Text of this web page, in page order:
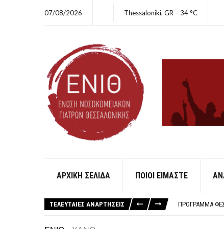
07/08/2026 Thessaloniki, GR –34 C
ΑΡΧΙΚΗ ΣΕΛΙΔΑ ΠΟΙΟΙ ΕΙΜΑΣΤΕ
ΤΕΛΕΥΤΑΙΕΣ ΑΝΑΡΤΗΣΕΙΣ
ΠΡΌΓΡΑΜΜΑ